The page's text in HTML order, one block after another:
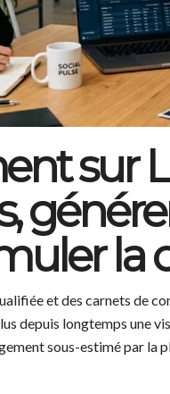
sur
la
et des carnets de
depuis longtemps une
sous-estimé par la